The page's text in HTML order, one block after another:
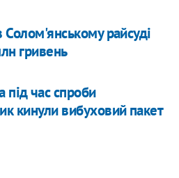
райсуді
гривень
під час спроби
кинули вибуховий пакет